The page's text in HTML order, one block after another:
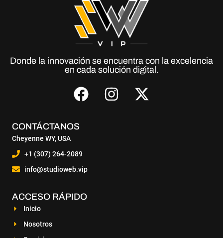
Donde la innovación se encuentra con la excelencia
en cada solución digital.
CONTÁCTANOS
Cheyenne WY, USA
+1 (307) 264-2089
info@studioweb.vip
ACCESO RÁPIDO
Inicio
Nosotros